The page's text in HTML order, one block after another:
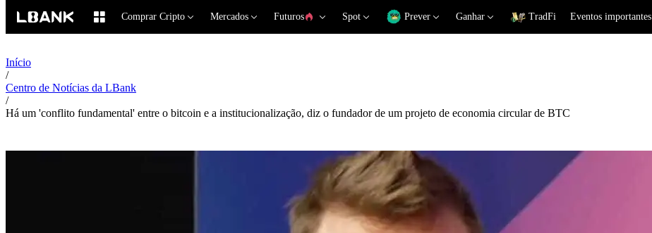
Comprar Cripto Mercados Futuros Spot Prever Ganhar TradFi Eventos importantes
Início
/
Centro de Notícias da LBank
/
Há um 'conflito fundamental' entre o bitcoin e a institucionalização, diz o fundador de um projeto de economia circular de BTC